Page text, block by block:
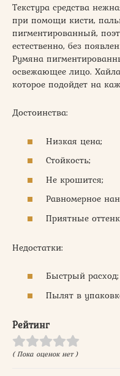
Текстура средства
при помощи кисти,
пигментированный,
естественно, без
Румяна
освежающее лицо.
которое подойдет на
Достоинства:
Низкая цена;
Стойкость;
Не крошится;
Равномерное
Приятные
Недостатки:
Быстрый расход;
Пылят в
Рейтинг
( Пока оценок нет )